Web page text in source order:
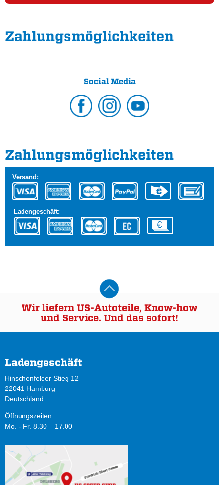
Zahlungs­möglichkeiten
Social Media
Zahlungs­möglichkeiten
Versand:
Ladengeschäft:
Wir liefern US-Autoteile, Know-how
und Service. Und das sofort!
Ladengeschäft
Hinschenfelder Stieg 12
22041 Hamburg
Deutschland
Öffnungszeiten
Mo. - Fr. 8.30 – 17.00